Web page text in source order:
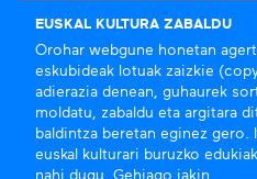
EUSKAL KULTURA ZABALDU
Orohar webgune honetan
eskubideak lotuak zaizkie
adierazia denean, guhaurek
moldatu, zabaldu eta argitara
baldintza beretan eginez gero.
euskal kulturari buruzko